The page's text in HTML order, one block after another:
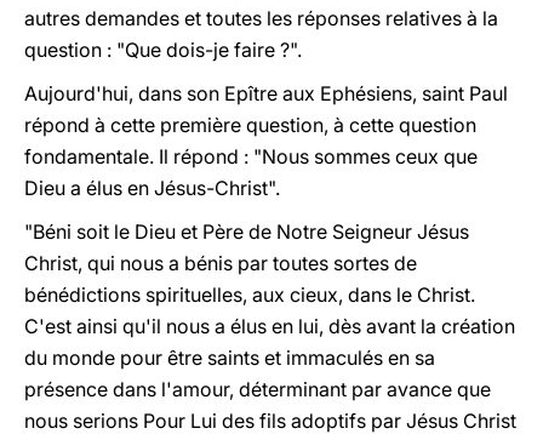
autres demandes et toutes les réponses relatives à la
question : "Que dois-je faire ?".
Aujourd'hui, dans son Epître aux Ephésiens, saint Paul
répond à cette première question, à cette question
fondamentale. Il répond : "Nous sommes ceux que
Dieu a élus en Jésus-Christ".
"Béni soit le Dieu et Père de Notre Seigneur Jésus
Christ, qui nous a bénis par toutes sortes de
bénédictions spirituelles, aux cieux, dans le Christ.
C'est ainsi qu'il nous a élus en lui, dès avant la création
du monde pour être saints et immaculés en sa
présence dans l'amour, déterminant par avance que
nous serions Pour Lui des fils adoptifs par Jésus Christ